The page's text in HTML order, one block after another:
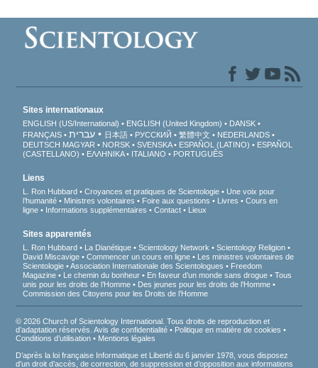
Sites internationaux
ENGLISH (US/International) ENGLISH (United Kingdom)
DANSK
FRANÇAIS
עברית 日本語 РУССКИЙ 繁體中文
NEDERLANDS
DEUTSCH MAGYAR NORSK SVENSKA ESPAÑOL (LATINO)
ESPAÑOL
(CASTELLANO)
ΕΛΛΗΝΙΚA ITALIANO PORTUGUÊS
Liens
L. Ron Hubbard Croyances et pratiques de Scientologie
Une voix pour
l’humanité
Ministres volontaires Foire aux questions Livres
Cours en
ligne
Informations supplémentaires Contact Lieux
Sites apparentés
L. Ron Hubbard La Dianétique Scientology Network
Scientology Religion
David Miscavige
Commencer un cours en ligne
Les ministres volontaires de
Scientologie
Association Internationale des Scientologues
Freedom
Magazine
Le chemin du bonheur En faveur d’un monde sans drogue
Tous
unis pour les droits de l’Homme
Des jeunes pour les droits de l’Homme
Commission des Citoyens pour les Droits de l’Homme
© 2026 Church of Scientology International. Tous droits de reproduction et
d’adaptation réservés.Avis de confidentialité • Politique en matière de cookies •
Conditions d’utilisation • Mentions légales
D’après la loi française Informatique et Liberté du 6 janvier 1978, vous disposez
d’un droit d’accès, de correction, de suppression et d’opposition aux informations